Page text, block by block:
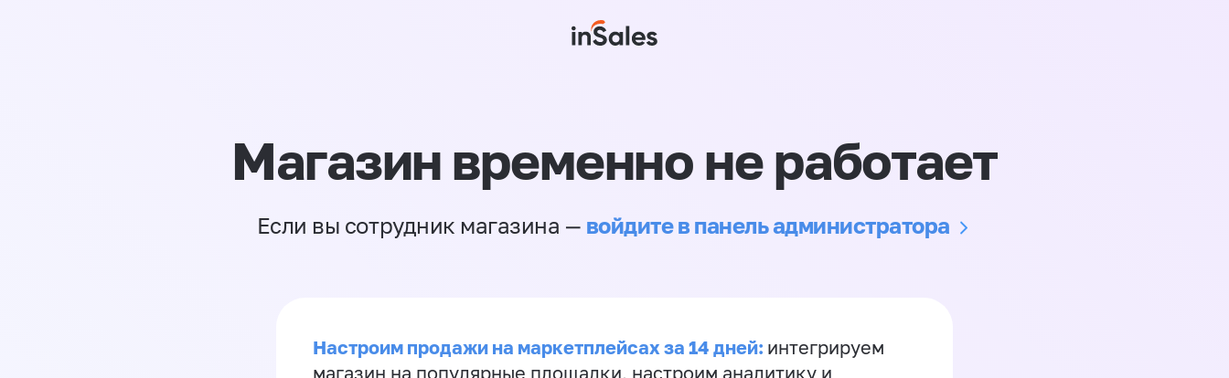
Магазин временно не работает
Если вы сотрудник магазина — войдите в панель администратора
Настроим продажи на маркетплейсах за 14 дней: интегрируем
магазин на популярные площадки, настроим аналитику и